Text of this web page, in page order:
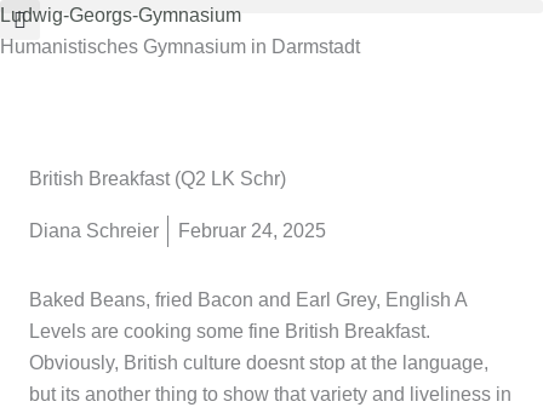
Zum
Inhalt
Ludwig-Georgs-Gymnasium
Humanistisches Gymnasium in Darmstadt
British Breakfast (Q2 LK Schr)
Diana Schreier Februar 24, 2025
Baked Beans, fried Bacon and Earl Grey, English A
Levels are cooking some fine British Breakfast.
Obviously, British culture doesnt stop at the language,
but its another thing to show that variety and liveliness in